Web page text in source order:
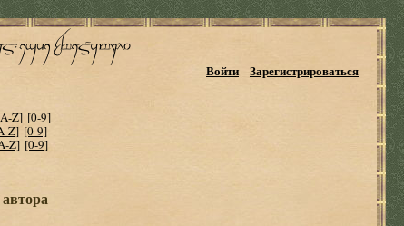
Войти Зарегистрироваться
Z] [0-9]
Z] [0-9]
Z] [0-9]